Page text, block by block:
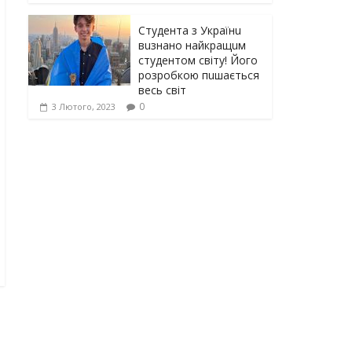
Студента з Українu
вuзнано найкращuм
студентом світу! Його
розробкою пuшається
весь світ
3 Лютого, 2023 0